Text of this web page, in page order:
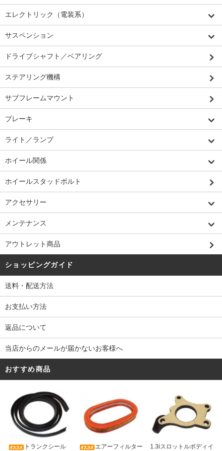
エレクトリック（電装系）
サスペンション
ドライブシャフト／ベアリング
ステアリング機構
サブフレームマウント
ブレーキ
ライト／ランプ
ホイール関係
ホイールスタッドボルト
アクセサリー
メンテナンス
アウトレット商品
ショッピングガイド
送料・配送方法
お支払い方法
返品について
当店からのメールが届かないお客様へ
おすすめ商品
トランクシール
エアーフィルター
1.3iスロットルボディイ